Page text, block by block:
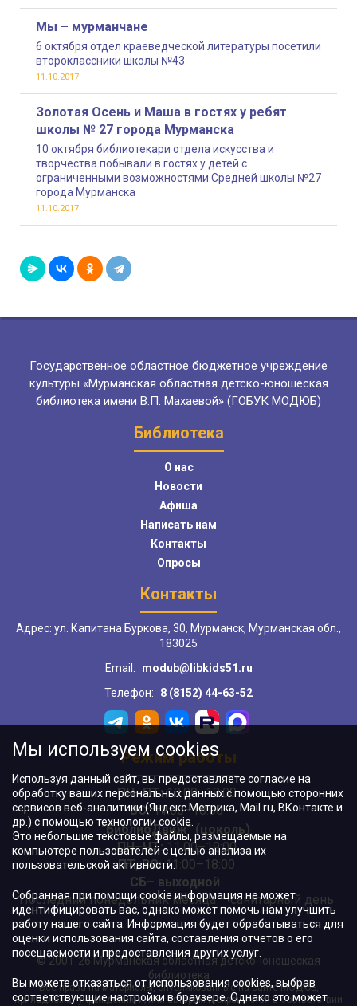
Мы – мурманчане
6 октября отдел краеведческой литературы посетили
второклассники школы №43
11.10.2017
Золотая Осень и Маша в гостях у ребят
школы № 27 города Мурманска
10 октября библиотекари отдела искусства и
творчества побывали в гостях у детей с
ограниченными возможностями Средней школы №27
города Мурманска
11.10.2017
Государственное областное бюджетное учреждение
культуры «Мурманская областная детско-юношеская
библиотека имени В.П. Махаевой» (ГОБУК МОДЮБ)
Библиотека
О нас
Новости
Афиша
Написать нам
Контакты
Опросы
Контакты
Адрес: ул. Капитана Буркова, 30, Мурманск, Мурманская обл.,
183025
Email:
modub@libkids51.ru
Телефон:
8 (8152) 44-63-52
Режим работы
ПН–ПТ:10:00–18:00
ВС:11:00–18:00
"БиблиоДвиж" (цоколь):
ПН–ЧТ:11:00–19:00
ПТ, ВС:11:00–18:00
СБ– выходной
Последний понедельник месяца – санитарный день
© 2001-26 Мурманская областная детско-юношеская
библиотека
Все права на материалы, опубликованные на сайте МОДЮБ,
принадлежат учреждению и/или авторам и охраняются в соответствии
Мы используем cookies
Используя данный сайт, вы предоставляете согласие на
обработку ваших персональных данных с помощью сторонних
сервисов веб-аналитики (Яндекс.Метрика, Mail.ru, ВКонтакте и
др.) с помощью технологии cookie.
Это небольшие текстовые файлы, размещаемые на
компьютере пользователей с целью анализа их
пользовательской активности.
Собранная при помощи cookie информация не может
идентифицировать вас, однако может помочь нам улучшить
работу нашего сайта. Информация будет обрабатываться для
оценки использования сайта, составления отчетов о его
посещаемости и предоставления других услуг.
Вы можете отказаться от использования cookies, выбрав
соответствующие настройки в браузере. Однако это может